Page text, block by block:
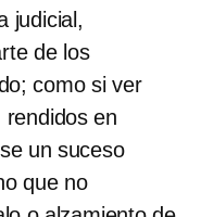
judicial,
de los
como si ver
en
un suceso
que no